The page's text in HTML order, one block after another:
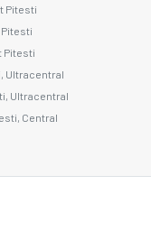
Pitesti
Pitesti
Ultracentral
Ultracentral
Central